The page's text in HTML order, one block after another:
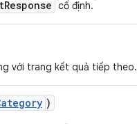
cố định.
với trang kết quả tiếp theo.
)